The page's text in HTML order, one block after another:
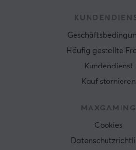
Häufig gestellte
Kundendienst
Kauf stornieren
MAXGAMING
Cookies